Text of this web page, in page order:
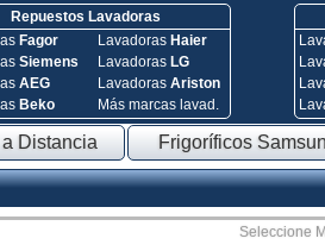
Repuestos Lavadoras
Fagor
Siemens
AEG
Beko
Lavadoras Haier
Lavadoras LG
Lavadoras Ariston
Más marcas lavad.
Distancia Frigoríficos
Seleccione